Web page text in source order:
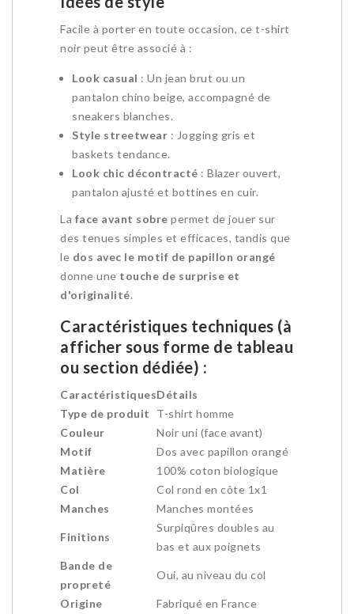
Facile à porter en toute occasion, ce t-shirt
noir peut être associé à :
Look casual : Un jean brut ou un
pantalon chino beige, accompagné de
sneakers blanches.
Style streetwear : Jogging gris et
baskets tendance.
Look chic décontracté : Blazer ouvert,
pantalon ajusté et bottines en cuir.
La face avant sobre permet de jouer sur
des tenues simples et efficaces, tandis que
le dos avec le motif de papillon orangé
donne une touche de surprise et
d'originalité.
Caractéristiques techniques (à
afficher sous forme de tableau
ou section dédiée) :
CaractéristiquesDétails
Type de produit
T-shirt homme
Couleur
Noir uni (face avant)
Motif
Dos avec papillon orangé
Matière
100% coton biologique
Col
Col rond en côte 1x1
Manches
Manches montées
Finitions
Surpiqûres doubles au
bas et aux poignets
Bande de
propreté
Oui, au niveau du col
Origine Fabriqué en France